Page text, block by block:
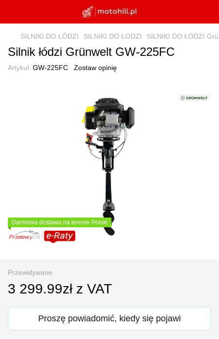
SILNIKI DO ŁÓDZI SILNIKI DO ŁODZI SILNIKI DO ŁODZI
Silnik łódzi Grünwelt GW-225FC
Artykuł: GW-225FC Zostaw opinię
Darmowa dostawa na terenie Polski
Przewidywane
3 299.99zł z VAT
Proszę powiadomić, kiedy się pojawi